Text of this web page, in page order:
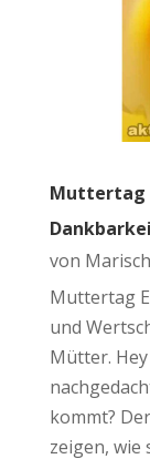
Muttertag
von
Muttertag
und
Mütter.
kommt?
zeigen, wie